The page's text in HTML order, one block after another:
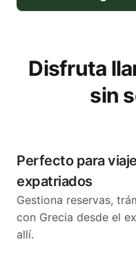
Disfruta
sin
Perfecto para
expatriados
Gestiona reservas,
con Grecia desde el
allí.